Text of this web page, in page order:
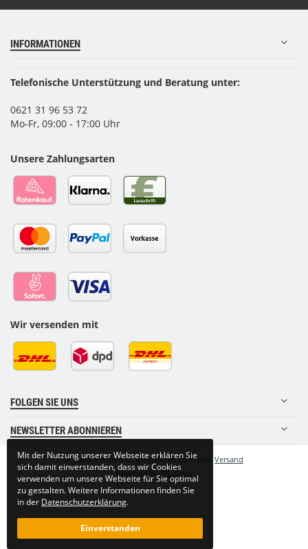
INFORMATIONEN
Telefonische Unterstützung und Beratung unter:
0621 31 96 53 72
Mo-Fr, 09:00 - 17:00 Uhr
Unsere Zahlungsarten
Wir versenden mit
FOLGEN SIE UNS
NEWSLETTER ABONNIEREN
•*Alle Preise inkl. gesetzlicher USt., inkl. Versand
Powered byJTL-Shop
Mit der Nutzung unserer Webseite erklären Sie
sich damit einverstanden, dass wir Cookies
verwenden um unsere Webseite für Sie optimal
zu gestalten. Weitere Informationen finden Sie
in der Datenschutzerklärung.
Einverstanden